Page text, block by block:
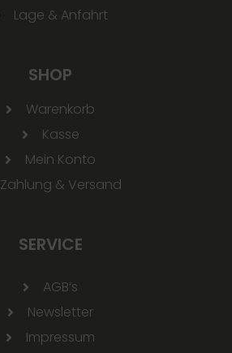
Lage & Anfahrt
SHOP
Warenkorb
Kasse
Mein Konto
Zahlung & Versand
SERVICE
AGB‘s
Newsletter
Impressum